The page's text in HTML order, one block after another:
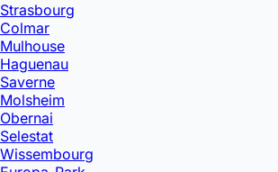
Strasbourg
Colmar
Mulhouse
Haguenau
Saverne
Molsheim
Obernai
Selestat
Wissembourg